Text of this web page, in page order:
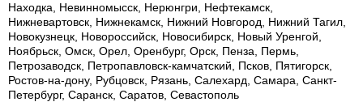
Находка, Невинномысск, Нерюнгри, Нефтекамск,
Нижневартовск, Нижнекамск, Нижний Новгород, Нижний Тагил,
Новокузнецк, Новороссийск, Новосибирск, Новый Уренгой,
Ноябрьск, Омск, Орел, Оренбург, Орск, Пенза, Пермь,
Петрозаводск, Петропавловск-камчатский, Псков, Пятигорск,
Ростов-на-дону, Рубцовск, Рязань, Салехард, Самара, Санкт-
Петербург, Саранск, Саратов, Севастополь